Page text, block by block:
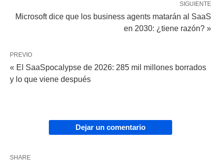
SIGUIENTE
Microsoft dice que los business agents matarán al SaaS
en 2030: ¿tiene razón? »
PREVIO
« El SaaSpocalypse de 2026: 285 mil millones borrados
y lo que viene después
Dejar un comentario
SHARE